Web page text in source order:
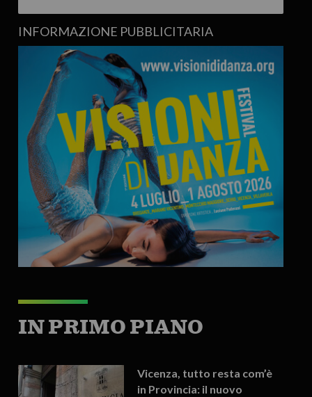
INFORMAZIONE PUBBLICITARIA
IN PRIMO PIANO
Vicenza, tutto resta com’è
in Provincia: il nuovo